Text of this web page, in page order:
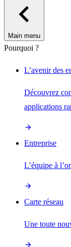
Main menu
Pourquoi ?
L’avenir des
Découvrez
applications
Entreprise
L’équipe à
Carte réseau
Une toute